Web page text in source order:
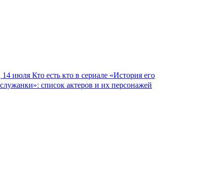
14 июля Кто есть кто в сериале «История его
служанки»: список актеров и их персонажей